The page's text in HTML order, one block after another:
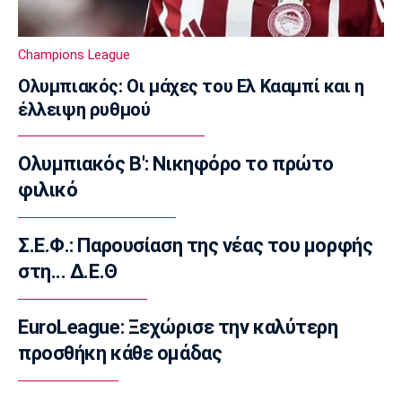
Μπάσκετ Ελλάδα
Κορογώνας: «Φιλοδοξία της Kalamata Basket
να πρωταγωνιστήσει»
16:15
Ποδόσφαιρο - Διεθνή
Απεβίωσε ο πατέρας του Μέσι
16:00
Ποδόσφαιρο - Διεθνή
Ποδόσφαιρο - Διεθνή
Κι επίσημα στην Άρσεναλ ο Μπρούνο
Γκιμαράες
15:30
Super League 2
Champions League
Ολυμπιακός: Οι μάχες του Ελ Κααμπί και η
έλλειψη ρυθμού
Ολυμπιακός Β': Νικηφόρο το πρώτο
φιλικό
Σ.Ε.Φ.: Παρουσίαση της νέας του μορφής
στη... Δ.Ε.Θ
EuroLeague: Ξεχώρισε την καλύτερη
προσθήκη κάθε ομάδας